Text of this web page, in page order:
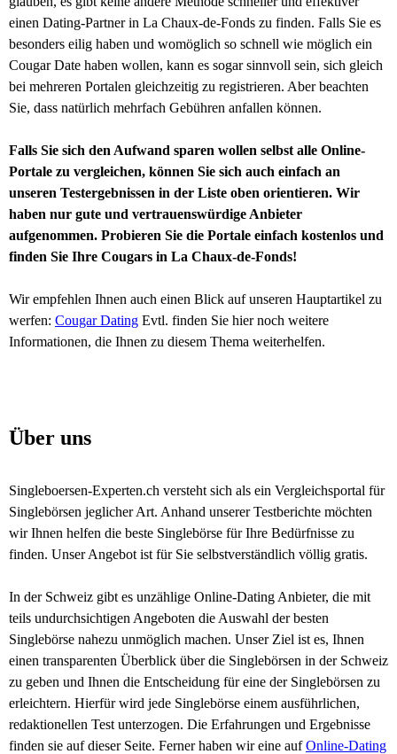
einen Dating-Partner in La Chaux-de-Fonds zu finden. Falls Sie es
besonders eilig haben und womöglich so schnell wie möglich ein
Cougar Date haben wollen, kann es sogar sinnvoll sein, sich gleich
bei mehreren Portalen gleichzeitig zu registrieren. Aber beachten
Sie, dass natürlich mehrfach Gebühren anfallen können.
Falls Sie sich den Aufwand sparen wollen selbst alle Online-
Portale zu vergleichen, können Sie sich auch einfach an
unseren Testergebnissen in der Liste oben orientieren. Wir
haben nur gute und vertrauenswürdige Anbieter
aufgenommen. Probieren Sie die Portale einfach kostenlos und
finden Sie Ihre Cougars in La Chaux-de-Fonds!
Wir empfehlen Ihnen auch einen Blick auf unseren Hauptartikel zu
werfen: Cougar Dating Evtl. finden Sie hier noch weitere
Informationen, die Ihnen zu diesem Thema weiterhelfen.
Über uns
Singleboersen-Experten.ch versteht sich als ein Vergleichsportal für
Singlebörsen jeglicher Art. Anhand unserer Testberichte möchten
wir Ihnen helfen die beste Singlebörse für Ihre Bedürfnisse zu
finden. Unser Angebot ist für Sie selbstverständlich völlig gratis.
In der Schweiz gibt es unzählige Online-Dating Anbieter, die mit
teils undurchsichtigen Angeboten die Auswahl der besten
Singlebörse nahezu unmöglich machen. Unser Ziel ist es, Ihnen
einen transparenten Überblick über die Singlebörsen in der Schweiz
zu geben und Ihnen die Entscheidung für eine der Singlebörsen zu
erleichtern. Hierfür wird jede Singlebörse einem ausführlichen,
redaktionellen Test unterzogen. Die Erfahrungen und Ergebnisse
finden sie auf dieser Seite. Ferner haben wir eine aufOnline-Dating